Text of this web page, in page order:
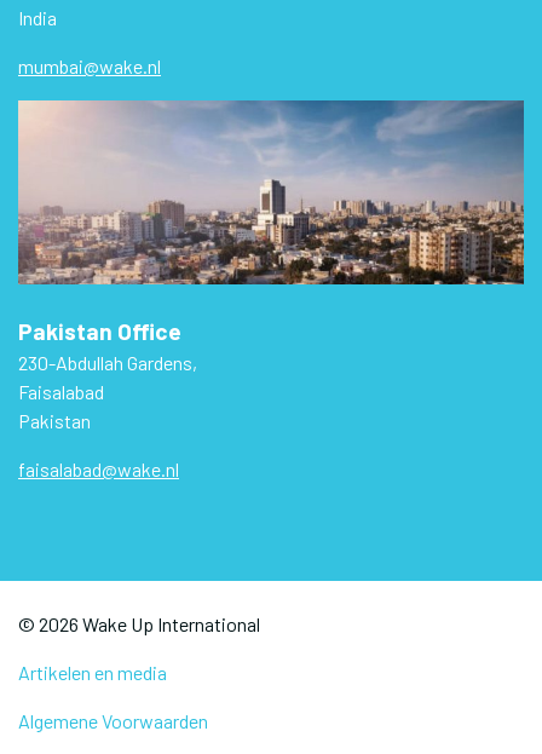
India
mumbai@wake.nl
Pakistan Office
230-Abdullah Gardens,
Faisalabad
Pakistan
faisalabad@wake.nl
© 2026 Wake Up International
Artikelen en media
Algemene Voorwaarden